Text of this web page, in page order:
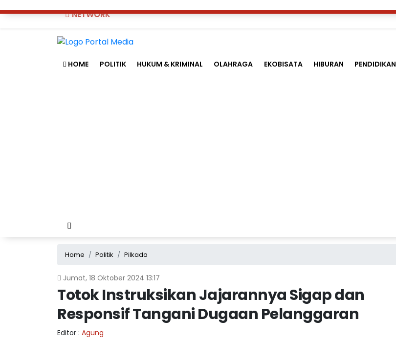
NETWORK
HOME POLITIK HUKUM & KRIMINAL OLAHRAGA EKOBISATA HIBURAN PENDIDIKAN
Home Politik Pilkada
Jumat, 18 Oktober 2024 13:17
Totok Instruksikan Jajarannya Sigap dan
Responsif Tangani Dugaan Pelanggaran
Editor : Agung